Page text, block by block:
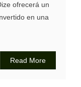
ofrecerá un
en una
Read More